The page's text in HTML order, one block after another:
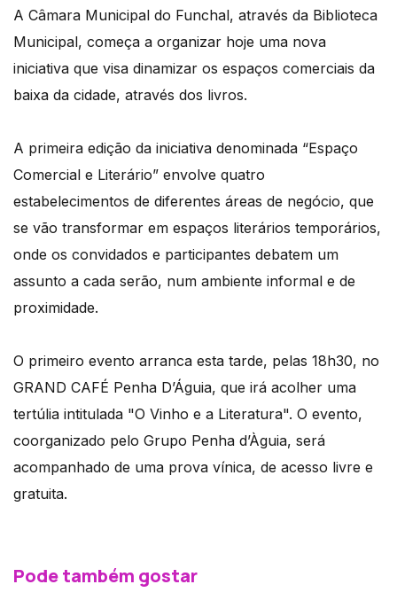
A Câmara Municipal do Funchal, através da Biblioteca
Municipal, começa a organizar hoje uma nova
iniciativa que visa dinamizar os espaços comerciais da
baixa da cidade, através dos livros.
A primeira edição da iniciativa denominada “Espaço
Comercial e Literário” envolve quatro
estabelecimentos de diferentes áreas de negócio, que
se vão transformar em espaços literários temporários,
onde os convidados e participantes debatem um
assunto a cada serão, num ambiente informal e de
proximidade.
O primeiro evento arranca esta tarde, pelas 18h30, no
GRAND CAFÉ Penha D’Águia, que irá acolher uma
tertúlia intitulada "O Vinho e a Literatura". O evento,
coorganizado pelo Grupo Penha d’Àguia, será
acompanhado de uma prova vínica, de acesso livre e
gratuita.
Pode também gostar